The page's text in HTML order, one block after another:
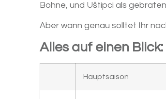
Bohne, und Uštipci als
Aber wann genau solltet Ihr
Alles auf einen Blick:
Hauptsaison